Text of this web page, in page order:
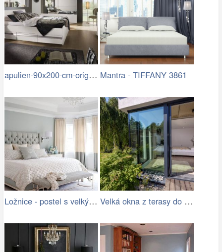
apulien-90x200-cm-original.jpg Mantra - TIFFANY 3861
Ložnice - postel s velkým polstrem Velká okna z terasy do ložnice